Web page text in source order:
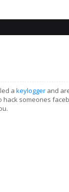
a keylogger and
hack someones